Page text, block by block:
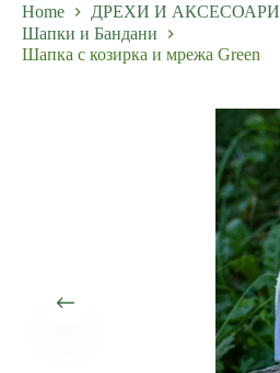
Home
ДРЕХИ И АКСЕСОАРИ
Шапки и Бандани
Шапка с козирка и мрежа Green